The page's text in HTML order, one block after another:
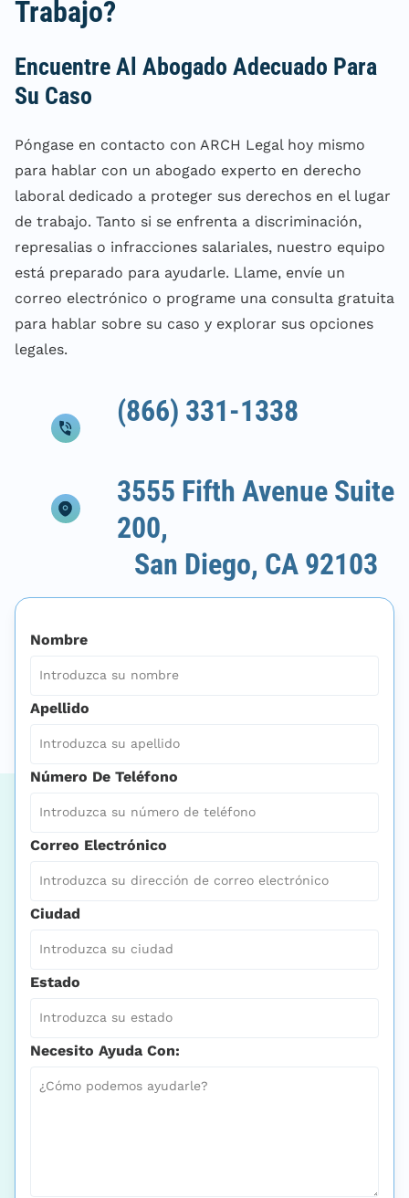
Trabajo?
Encuentre Al Abogado Adecuado Para
Su Caso
Póngase en contacto con ARCH Legal hoy mismo
para hablar con un abogado experto en derecho
laboral dedicado a proteger sus derechos en el lugar
de trabajo. Tanto si se enfrenta a discriminación,
represalias o infracciones salariales, nuestro equipo
está preparado para ayudarle. Llame, envíe un
correo electrónico o programe una consulta gratuita
para hablar sobre su caso y explorar sus opciones
legales.
(866) 331-1338
3555 Fifth Avenue Suite
200,
San Diego, CA 92103
Nombre
Apellido
Número De Teléfono
Correo Electrónico
Ciudad
Estado
Necesito Ayuda Con: